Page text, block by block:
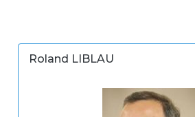
Roland LIBLAU